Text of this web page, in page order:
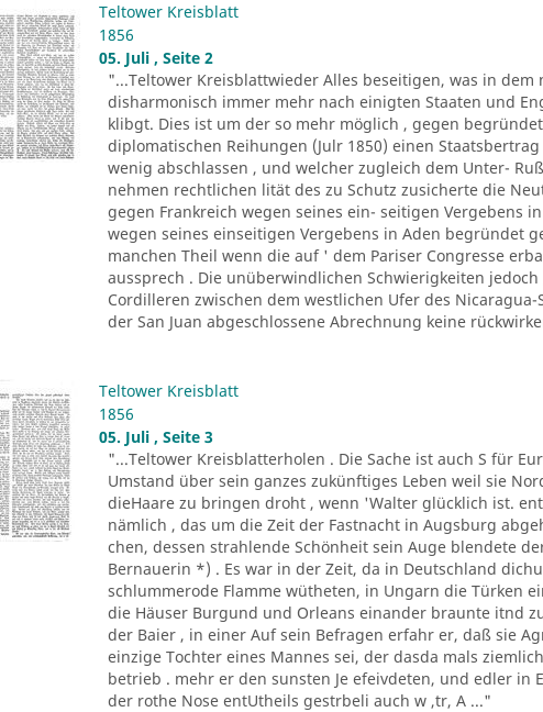
Teltower Kreisblatt
1856
05. Juli , Seite 2
"...Teltower Kreisblattwieder Alles beseitigen, was in dem
disharmonisch immer mehr nach einigten Staaten und
klibgt. Dies ist um der so mehr möglich , gegen
diplomatischen Reihungen (Julr 1850) einen
wenig abschlassen , und welcher zugleich dem Unter-
nehmen rechtlichen lität des zu Schutz zusicherte die
gegen Frankreich wegen seines ein- seitigen Vergebens
wegen seines einseitigen Vergebens in Aden begründet
manchen Theil wenn die auf ' dem Pariser Congresse
aussprech . Die unüberwindlichen Schwierigkeiten
Cordilleren zwischen dem westlichen Ufer des
der San Juan abgeschlossene Abrechnung keine
Teltower Kreisblatt
1856
05. Juli , Seite 3
"...Teltower Kreisblatterholen . Die Sache ist auch S für
Umstand über sein ganzes zukünftiges Leben weil sie
dieHaare zu bringen droht , wenn 'Walter glücklich ist.
nämlich , das um die Zeit der Fastnacht in Augsburg
chen, dessen strahlende Schönheit sein Auge blendete
Bernauerin *) . Es war in der Zeit, da in Deutschland
schlummerode Flamme wütheten, in Ungarn die Türken
die Häuser Burgund und Orleans einander braunte itnd
der Baier , in einer Auf sein Befragen erfahr er, daß sie
einzige Tochter eines Mannes sei, der dasda mals
betrieb . mehr er den sunsten Je efeivdeten, und edler in
der rothe Nose entUtheils gestrbeli auch w ,tr, A ..."